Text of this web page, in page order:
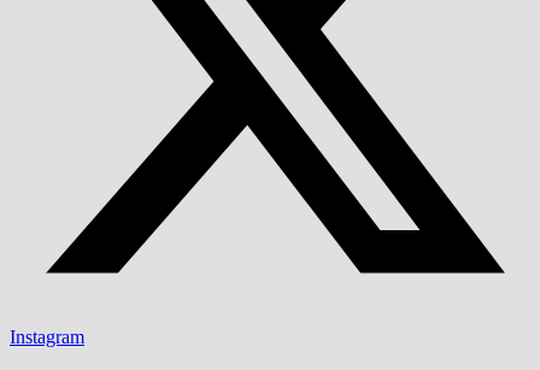
Instagram